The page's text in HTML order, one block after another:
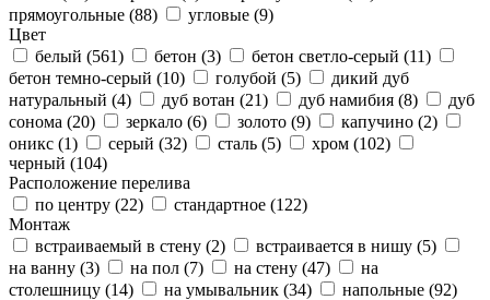
прямоугольные (88) угловые (9)
Цвет
белый (561) бетон (3) бетон светло-серый (11)
бетон темно-серый (10) голубой (5)
дикий дуб
натуральный (4) дуб вотан (21) дуб намибия (8)
дуб
сонома (20) зеркало (6) золото (9) капучино (2)
оникс (1) серый (32) сталь (5) хром (102)
черный (104)
Расположение перелива
по центру (22) стандартное (122)
Монтаж
встраиваемый в стену (2) встраивается в нишу (5)
на ванну (3) на пол (7) на стену (47)
на
столешницу (14) на умывальник (34) напольные (92)